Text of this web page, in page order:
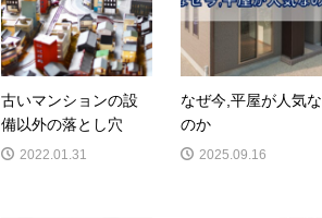
古いマンションの設
備以外の落とし穴
2022.01.31
なぜ今,平屋が人気な
のか
2025.09.16